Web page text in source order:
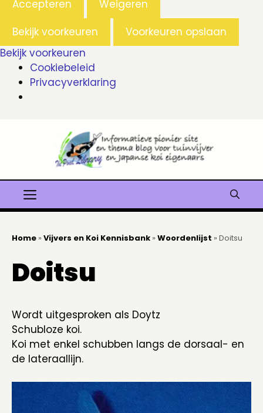
Accepteren
Weigeren
Bekijk voorkeuren
Voorkeuren opslaan
Bekijk voorkeuren
Cookiebeleid
Privacyverklaring
Menu
Home » Vijvers en Koi Kennisbank » Woordenlijst » Doitsu
Doitsu
Wordt uitgesproken als Doytz
Schubloze koi.
Koi met enkel schubben langs de dorsaal- en
de lateraallijn.